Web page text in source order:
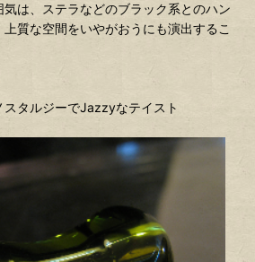
は、ステラなどのブラック系とのハン
上質な空間をいやがおうにも演出するこ
タルジーでJazzyなテイスト